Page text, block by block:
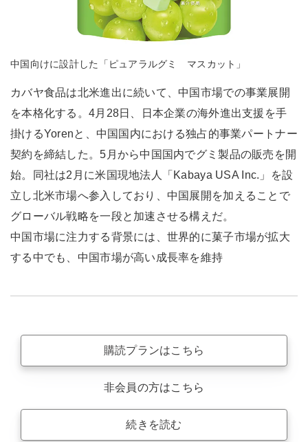
中国向けに設計した「ピュアラルグミ マスカット」
カバヤ食品は北米進出に続いて、中国市場での事業展開
を本格化する。4月28日、日本企業の海外進出支援を手
掛けるYorenと、中国国内における独占的事業パートナー
契約を締結した。5月から中国国内でグミ製品の販売を開
始。同社は2月に米国現地法人「Kabaya USA Inc.」を設
立し北米市場へ参入しており、中国展開を加えることで
グローバル戦略を一段と加速させる構えだ。
中国市場に注力する背景には、世界的に菓子市場が拡大
する中でも、中国市場が高い成長率を維持
購読プランはこちら
非会員の方はこちら
続きを読む